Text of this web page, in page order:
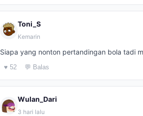
Toni_S
Kemarin
Siapa yang nonton pertandingan bola tadi
♥ 52 💬 Balas
Wulan_Dari
3 hari lalu